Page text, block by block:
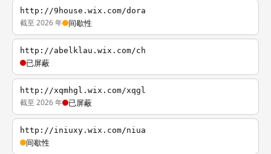
http://9house.wix.com/dora
截至 2026 年 间歇性
http://abelklau.wix.com/ch
已屏蔽
http://xqmhgl.wix.com/xqgl
截至 2026 年 已屏蔽
http://iniuxy.wix.com/niua
间歇性